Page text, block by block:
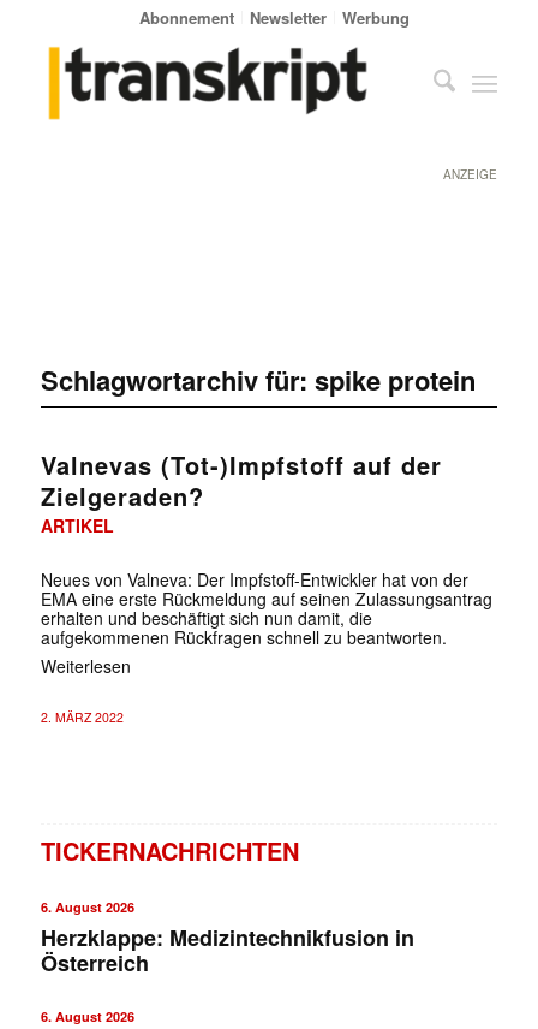
Abonnement Newsletter Werbung
ANZEIGE
Schlagwortarchiv für: spike protein
Valnevas (Tot-)Impfstoff auf der
Zielgeraden?
ARTIKEL
Neues von Valneva: Der Impfstoff-Entwickler hat von der
EMA eine erste Rückmeldung auf seinen Zulassungsantrag
erhalten und beschäftigt sich nun damit, die
aufgekommenen Rückfragen schnell zu beantworten.
Weiterlesen
2. MÄRZ 2022
TICKERNACHRICHTEN
6. August 2026
Herzklappe: Medizintechnikfusion in
Österreich
6. August 2026